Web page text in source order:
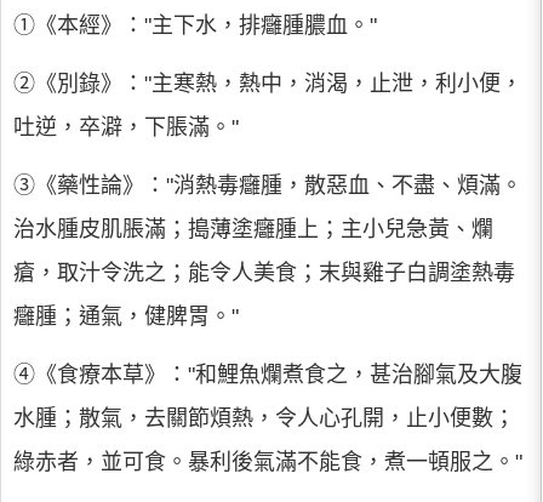
①《本經》："主下水，排癰腫膿血。"
②《別錄》："主寒熱，熱中，消渴，止泄，利小便，
吐逆，卒澼，下脹滿。"
③《藥性論》："消熱毒癰腫，散惡血、不盡、煩滿。
治水腫皮肌脹滿；搗薄塗癰腫上；主小兒急黃、爛
瘡，取汁令洗之；能令人美食；末與雞子白調塗熱毒
癰腫；通氣，健脾胃。"
④《食療本草》："和鯉魚爛煮食之，甚治腳氣及大腹
水腫；散氣，去關節煩熱，令人心孔開，止小便數；
綠赤者，並可食。暴利後氣滿不能食，煮一頓服之。"